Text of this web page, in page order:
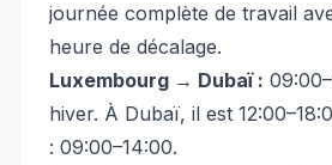
journée complète de travail
heure de décalage.
Luxembourg → Dubaï :
hiver. À Dubaï, il est
: 09:00–14:00.